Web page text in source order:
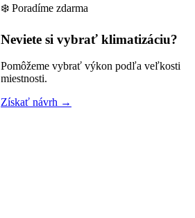
❄️ Poradíme zdarma
Neviete si vybrať klimatizáciu?
Pomôžeme vybrať výkon podľa veľkosti
miestnosti.
Získať návrh →